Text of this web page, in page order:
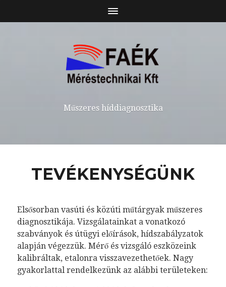
Műszeres híddiagnosztika
TEVÉKENYSÉGÜNK
Elsősorban vasúti és közúti műtárgyak műszeres
diagnosztikája. Vizsgálatainkat a vonatkozó
szabványok és útügyi előírások, hídszabályzatok
alapján végezzük. Mérő és vizsgáló eszközeink
kalibráltak, etalonra visszavezethetőek. Nagy
gyakorlattal rendelkezünk az alábbi területeken: